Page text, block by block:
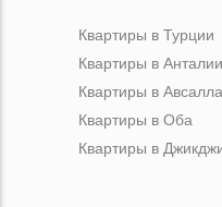
Квартиры в Турции
Квартиры в Анталии
Квартиры в
Квартиры в Оба
Квартиры в